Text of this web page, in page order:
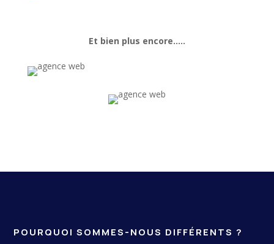
Et bien plus encore…..
POURQUOI SOMMES-NOUS DIFFÉRENTS ?